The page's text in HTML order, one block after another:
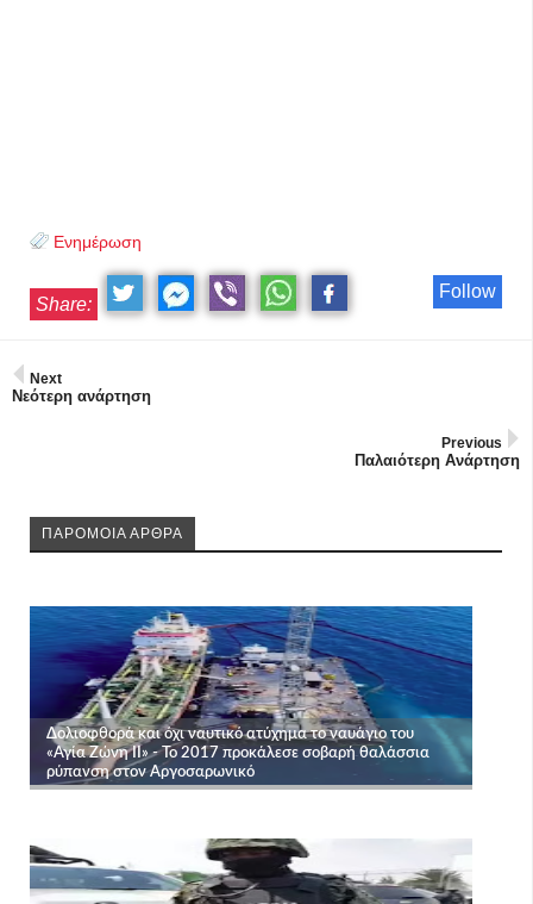
Ενημέρωση
Follow
Share:
Next
Νεότερη ανάρτηση
Previous
Παλαιότερη Ανάρτηση
ΠΑΡΟΜΟΙΑ ΑΡΘΡΑ